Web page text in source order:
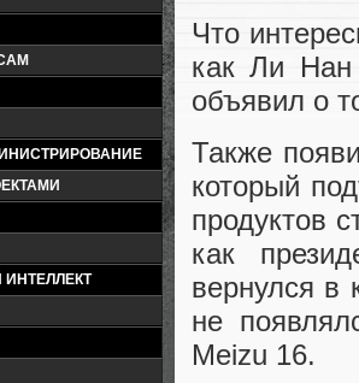
Что
как Ли Нан
объявил о
Также
который
продуктов
как
вернулся в
не
Meizu 16.